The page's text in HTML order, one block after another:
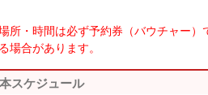
所・時間は必ず予約券（バウチャー
場合があります。
スケジュール